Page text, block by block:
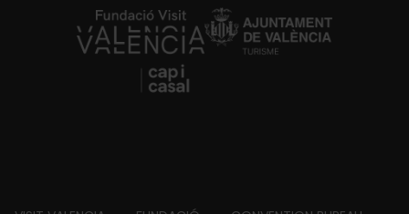
https://fundacion.visitvalencia.com/